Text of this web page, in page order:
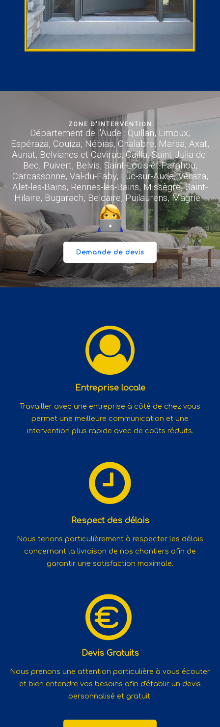
ZONE D'INTERVENTION
Département de l'Aude : Quillan, Limoux,
Espéraza, Couiza, Nébias, Chalabre, Marsa, Axat,
Aunat, Belvianes-et-Cavirac, Cailla, Saint-Julia-de-
Bec, Puivert, Belvis, Saint-Louis-et-Parahou,
Carcassonne, Val-du-Faby, Luc-sur-Aude, Véraza,
Alet-les-Bains, Rennes-les-Bains, Missègre, Saint-
Hilaire, Bugarach, Belcaire, Puilaurens, Magrie...
Demande de devis
Entreprise locale
Travailler avec une entreprise à côté de chez vous
permet une meilleure communication et une
intervention plus rapide avec de coûts réduits.
Respect des délais
Nous tenons particulièrement à respecter les délais
concernant la livraison de nos chantiers afin de
garantir une satisfaction maximale.
Devis Gratuits
Nous prenons une attention particulière à vous écouter
et bien entendre vos besoins afin d'établir un devis
personnalisé et gratuit.